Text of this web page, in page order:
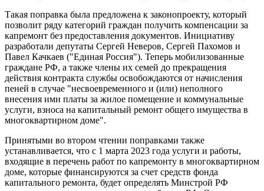
Такая поправка была предложена к законопроекту, который
позволит ряду категорий граждан получить компенсации за
капремонт без предоставления документов. Инициативу
разработали депутаты Сергей Неверов, Сергей Пахомов и
Павел Качкаев ("Единая Россия"). Теперь мобилизованные
граждане РФ, а также члены их семей до прекращения
действия контракта службы освобождаются от начисления
пеней в случае "несвоевременного и (или) неполного
внесения ими платы за жилое помещение и коммунальные
услуги, взноса на капитальный ремонт общего имущества в
многоквартирном доме".
Принятыми во втором чтении поправками также
устанавливается, что с 1 марта 2023 года услуги и работы,
входящие в перечень работ по капремонту в многоквартирном
доме, которые финансируются за счет средств фонда
капитального ремонта, будет определять Минстрой РФ